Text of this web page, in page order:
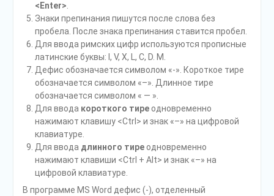
<Enter>.
Знаки препинания пишутся после слова без
пробела. После знака препинания ставится пробел.
Для ввода римских цифр используются прописные
латинские буквы: I, V, X, L, С, D. М.
Дефис обозначается символом «-». Короткое тире
обозначается символом «–». Длинное тире
обозначается символом « — ».
Для ввода короткого тиреодновременно
нажимают клавишу <Ctrl> и знак «–» на цифровой
клавиатуре.
Для ввода длинного тиреодновременно
нажимают клавиши <Ctrl + Alt> и знак «–» на
цифровой клавиатуре.
В программе MS Word дефис (-), отделенный